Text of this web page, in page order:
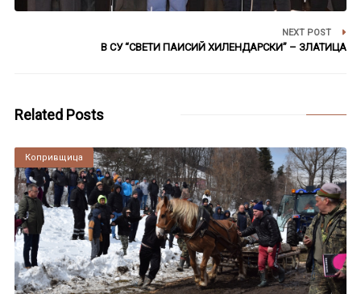
NEXT POST
В СУ “СВЕТИ ПАИСИЙ ХИЛЕНДАРСКИ” – ЗЛАТИЦА
Related Posts
Копривщица